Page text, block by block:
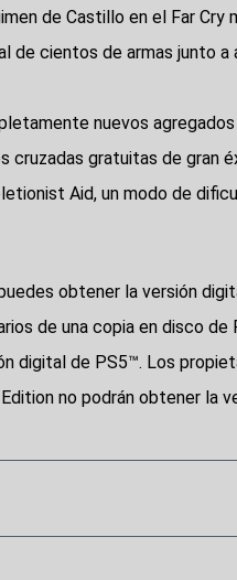
de Castillo en el Far Cry
de cientos de armas junto
nuevos agregados
cruzadas gratuitas de gran
Aid, un modo de
obtener la versión
de una copia en disco de
digital de PS5™. Los
no podrán obtener la